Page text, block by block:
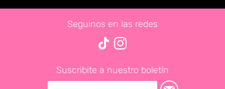
Seguinos en las redes
Suscribite a nuestro boletín